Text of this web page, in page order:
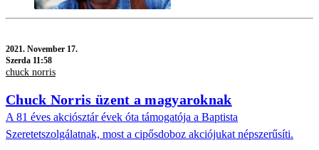
2021. November 17.
Szerda 11:58
chuck norris
Chuck Norris üzent a magyaroknak
A 81 éves akciósztár évek óta támogatója a Baptista
Szeretetszolgálatnak, most a cipősdoboz akciójukat népszerűsíti.